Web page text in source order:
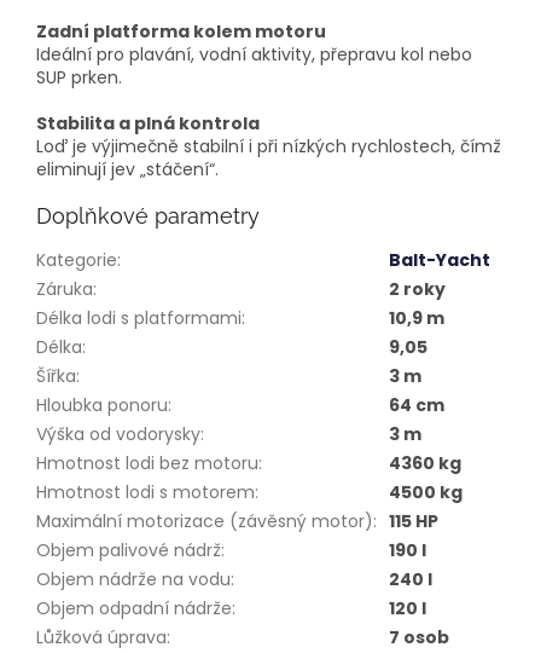
Zadní platforma kolem motoru
Ideální pro plavání, vodní aktivity, přepravu kol nebo
SUP prken.
Stabilita a plná kontrola
Loď je výjimečně stabilní i při nízkých rychlostech, čímž
eliminují jev „stáčení“.
Doplňkové parametry
Kategorie:
Balt-Yacht
Záruka:
2 roky
Délka lodi s platformami:
10,9 m
Délka:
9,05
Šířka:
3 m
Hloubka ponoru:
64 cm
Výška od vodorysky:
3 m
Hmotnost lodi bez motoru:
4360 kg
Hmotnost lodi s motorem:
4500 kg
Maximální motorizace (závěsný motor): 115 HP
Objem palivové nádrž:
190 l
Objem nádrže na vodu:
240 l
Objem odpadní nádrže:
120 l
Lůžková úprava:
7 osob